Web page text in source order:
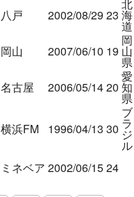
八戸 2002/08/29 23
北
海
道
岡山 2007/06/10 19
岡
山
県
名古屋 2006/05/1420
愛
知
県
横浜FM 1996/04/13 30
ブ
ラ
ジ
ル
ミネベア 2002/06/1524